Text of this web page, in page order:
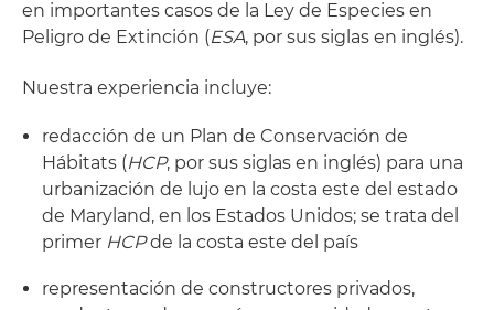
en importantes casos de la Ley de Especies en
Peligro de Extinción (ESA, por sus siglas en inglés).
Nuestra experiencia incluye:
redacción de un Plan de Conservación de
Hábitats (HCP, por sus siglas en inglés) para una
urbanización de lujo en la costa este del estado
de Maryland, en los Estados Unidos; se trata del
primer HCPde la costa este del país
representación de constructores privados,